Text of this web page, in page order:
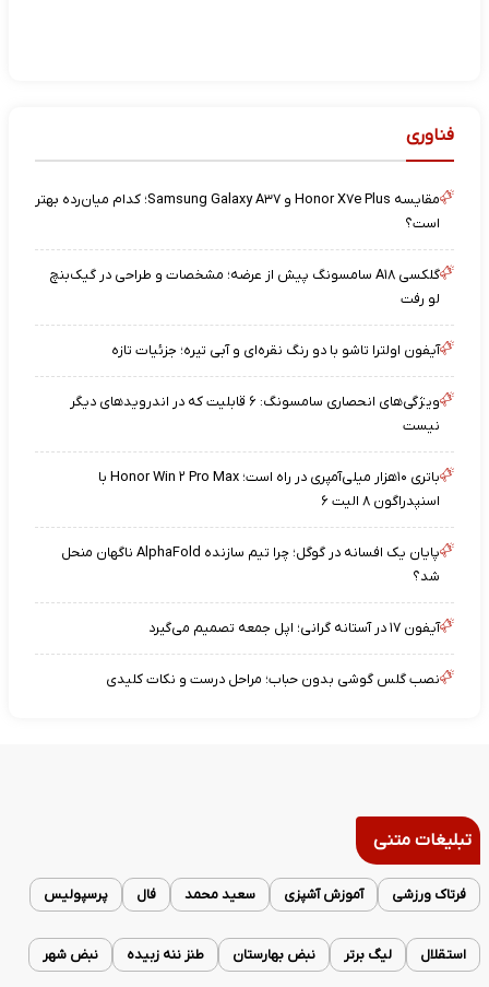
فناوری
مقایسه Honor X۷e Plus و Samsung Galaxy A۳۷؛ کدام میان‌رده بهتر
است؟
گلکسی A۱۸ سامسونگ پیش از عرضه؛ مشخصات و طراحی در گیک‌بنچ
لو رفت
آیفون اولترا تاشو با دو رنگ نقره‌ای و آبی تیره؛ جزئیات تازه
ویژگی‌های انحصاری سامسونگ: ۶ قابلیت که در اندرویدهای دیگر
نیست
باتری ۱۰هزار میلی‌آمپری در راه است؛ Honor Win ۲ Pro Max با
اسنپدراگون ۸ الیت ۶
پایان یک افسانه در گوگل؛ چرا تیم سازنده AlphaFold ناگهان منحل
شد؟
آیفون ۱۷ در آستانه گرانی؛ اپل جمعه تصمیم می‌گیرد
نصب گلس گوشی بدون حباب؛ مراحل درست و نکات کلیدی
تبلیغات متنی
فرتاک ورزشی آموزش آشپزی سعید محمد فال پرسپولیس
استقلال لیگ برتر نبض بهارستان طنز ننه زبیده نبض شهر